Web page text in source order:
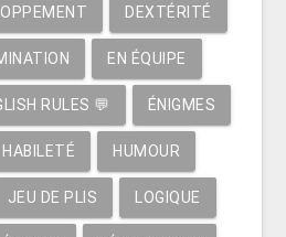
DEXTÉRITÉ
EN ÉQUIPE
RULES 💬 ÉNIGMES
HABILETÉ HUMOUR
JEU DE PLIS LOGIQUE